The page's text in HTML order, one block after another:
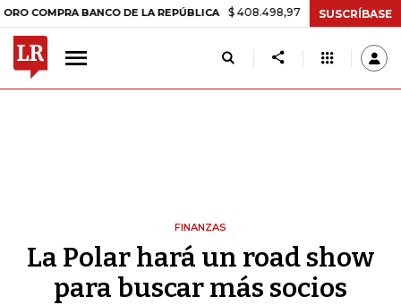
BANCO DE LA REPÚBLICA $ 408.498,97 +$ 8.753,81 +2,19%
SUSCRÍBASE
FINANZAS
La Polar hará un road show
para buscar más socios